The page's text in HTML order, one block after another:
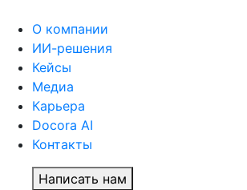
О компании
ИИ-решения
Кейсы
Медиа
Карьера
Docora AI
Контакты
Написать нам